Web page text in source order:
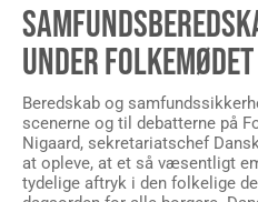
UNDER FOLKEMØDET
Beredskab og
scenerne og til debatterne på
Nigaard, sekretariatschef
at opleve, at et så væsentligt
tydelige aftryk i den folkelige